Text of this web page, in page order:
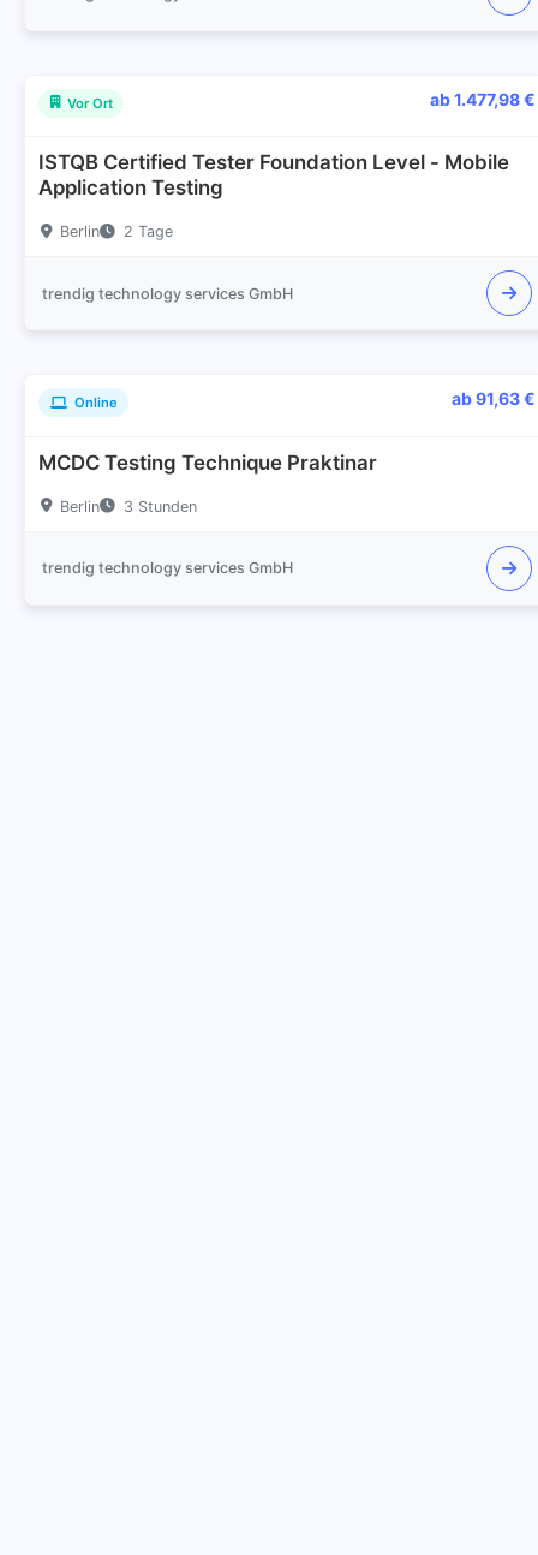
Vor Ort ab 1.477,98 €
ISTQB Certified Tester Foundation Level - Mobile
Application Testing
Berlin 2 Tage
trendig technology services GmbH
Online ab 91,63 €
MCDC Testing Technique Praktinar
Berlin 3 Stunden
trendig technology services GmbH